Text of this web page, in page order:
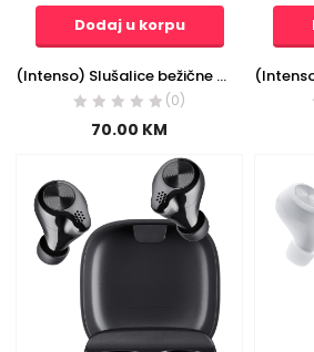
Dodaj u korpu
(Intenso) Slušalice bežične sa kutijicom za punjenje, ANC, Bluetooth – Buds Plus T310AE Purple
(0)
70.00 KM